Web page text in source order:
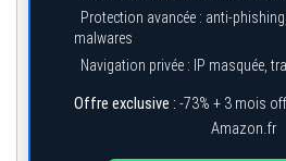
Protection avancée : anti-
malwares
Navigation privée : IP masquée,
Offre exclusive : -73% + 3 mois
Amazon.fr